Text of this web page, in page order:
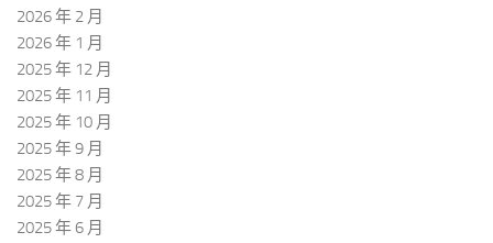
2026 年 2 月
2026 年 1 月
2025 年 12 月
2025 年 11 月
2025 年 10 月
2025 年 9 月
2025 年 8 月
2025 年 7 月
2025 年 6 月